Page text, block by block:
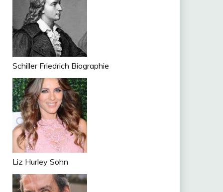
Schiller Friedrich Biographie
Liz Hurley Sohn